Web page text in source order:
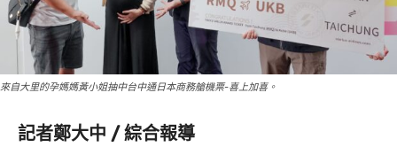
來自大里的孕媽媽黃小姐抽中台中通日本商務艙機票-喜上加喜。
記者鄭大中 / 綜合報導